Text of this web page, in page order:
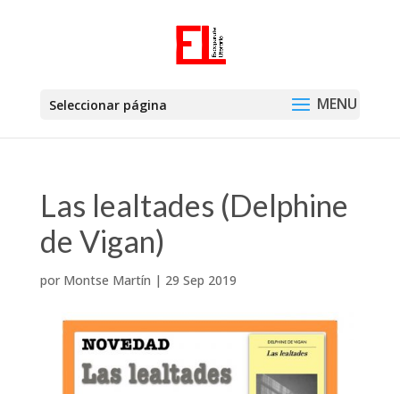
Seleccionar página
Las lealtades (Delphine
de Vigan)
por Montse Martín | 29 Sep 2019